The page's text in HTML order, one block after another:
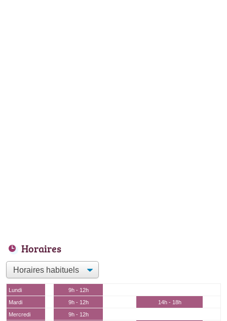
Horaires
Lundi
9h - 12h
Mardi
9h - 12h
14h - 18h
Mercredi
9h - 12h